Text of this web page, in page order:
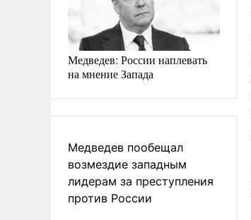
Медведев: России наплевать
на мнение Запада
Медведев пообещал
возмездие западным
лидерам за преступления
против России